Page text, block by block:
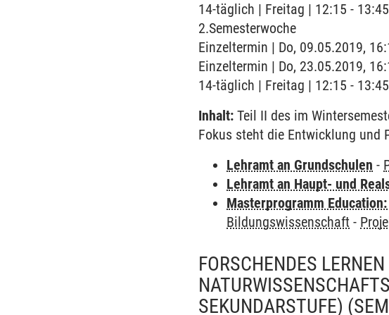
14-täglich | Freitag | 12:15 -
2.Semesterwoche
Einzeltermin | Do, 09.05.2019,
Einzeltermin | Do, 23.05.2019,
14-täglich | Freitag | 12:15 -
Inhalt: Teil II des im
Fokus steht die Entwicklung und
Lehramt an Grundschulen -
Lehramt an Haupt- und
Masterprogramm
Bildungswissenschaft -
FORSCHENDES
SEKUNDARSTUFE)